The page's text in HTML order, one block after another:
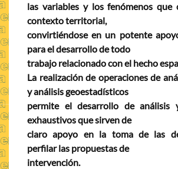
las variables y los fenómenos que
contexto territorial,
convirtiéndose en un potente
para el desarrollo de todo
trabajo relacionado con el hecho
La realización de operaciones de
y análisis geoestadísticos
permite el desarrollo de análisis
exhaustivos que sirven de
claro apoyo en la toma de las
perfilar las propuestas de
intervención.